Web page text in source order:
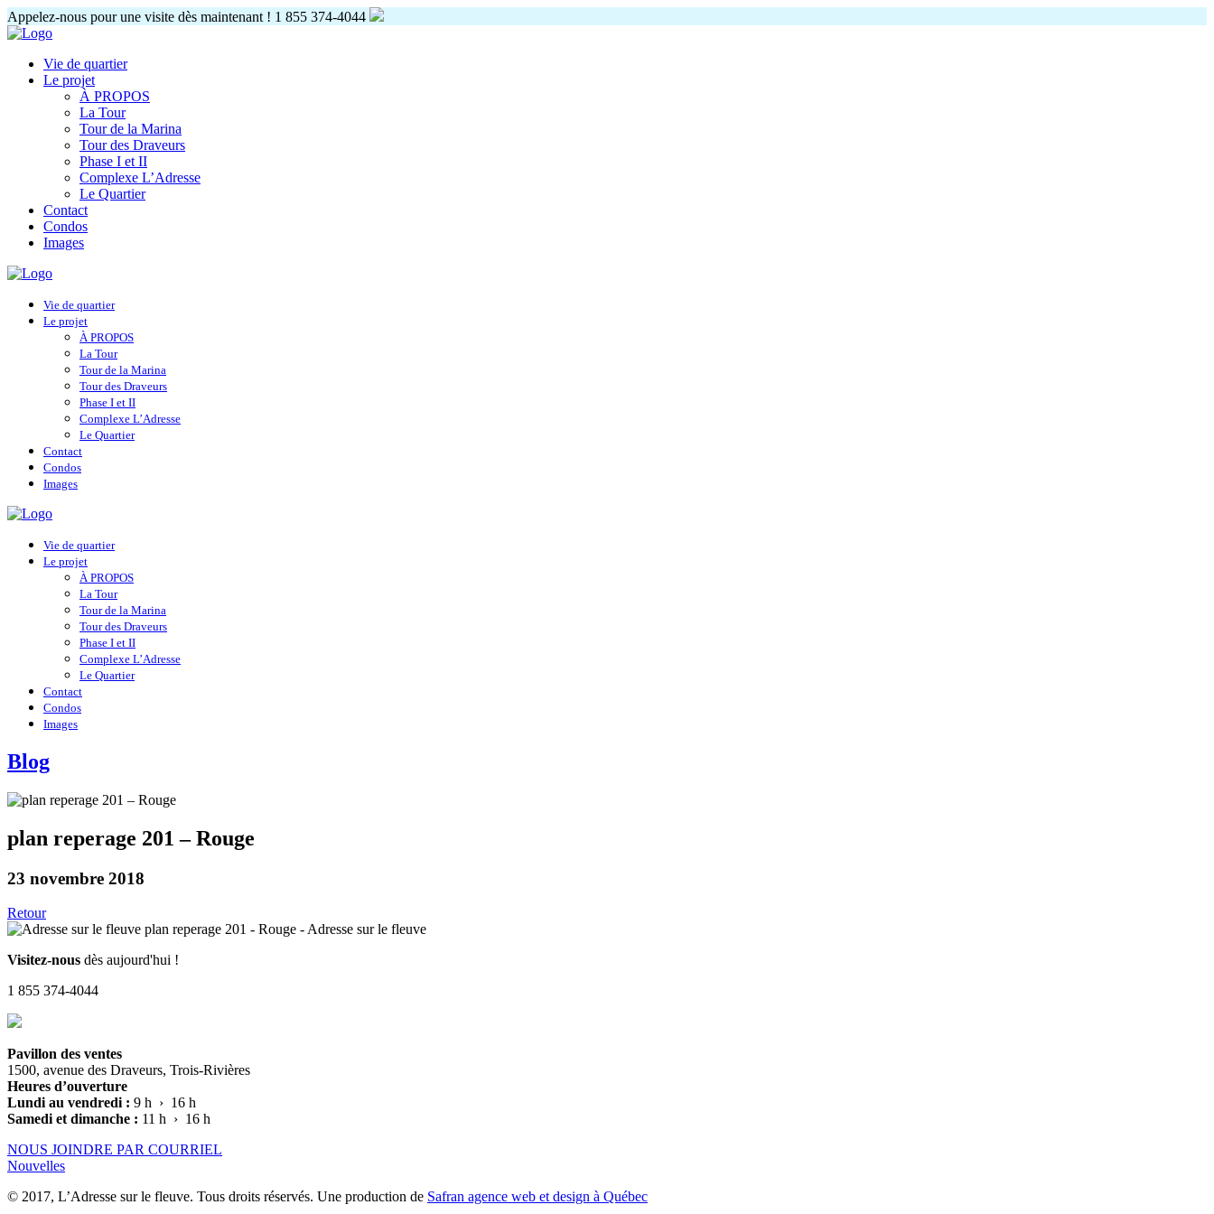
Appelez-nous pour une visite dès maintenant ! 1 855 374-4044
Vie de quartier
Le projet
À PROPOS
La Tour
Tour de la Marina
Tour des Draveurs
Phase I et II
Complexe L’Adresse
Le Quartier
Contact
Condos
Images
Vie de quartier
Le projet
À PROPOS
La Tour
Tour de la Marina
Tour des Draveurs
Phase I et II
Complexe L’Adresse
Le Quartier
Contact
Condos
Images
Vie de quartier
Le projet
À PROPOS
La Tour
Tour de la Marina
Tour des Draveurs
Phase I et II
Complexe L’Adresse
Le Quartier
Contact
Condos
Images
Blog
plan reperage 201 – Rouge
23 novembre 2018
Retour
Visitez-nous dès aujourd'hui !
1 855 374-4044
Pavillon des ventes
1500, avenue des Draveurs, Trois-Rivières
Heures d’ouverture
Lundi au vendredi : 9 h › 16 h
Samedi et dimanche : 11 h › 16 h
NOUS JOINDRE PAR COURRIEL
Nouvelles
© 2017, L’Adresse sur le fleuve. Tous droits réservés. Une production de Safran agence web et design à Québec